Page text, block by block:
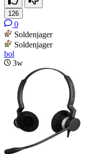
126
0
Soldenjager
Soldenjager
bol
3w